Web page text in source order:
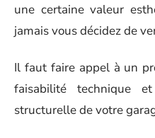
une certaine valeur
jamais vous décidez de
Il faut faire appel à un
faisabilité technique
structurelle de votre